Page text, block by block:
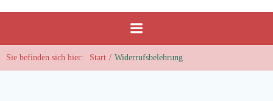
Inhalt
springen
Sie befinden sich hier: Start Widerrufsbelehrung